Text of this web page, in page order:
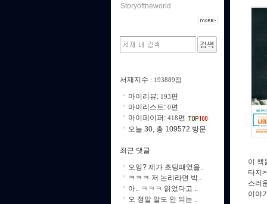
이 책
타지
스러
이야
Storyoftheworld
서재지수 : 193889점
마이리뷰: 193편
마이리스트: 0편
마이페이퍼: 418편
오늘 30, 총 109572 방문
최근 댓글
오잉? 제가 초딩때였을..
ㅋㅋㅋ 저 논리라면 박..
아.. ㅋㅋㅋ 읽었다고 ..
오 정말 말도 안 되는 ..